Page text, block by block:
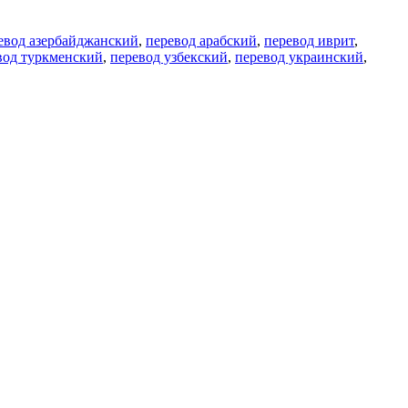
азербайджанский, перевод арабский, перевод иврит,
туркменский, перевод узбекский, перевод украинский,